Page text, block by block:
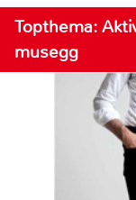
Topthema:
musegg